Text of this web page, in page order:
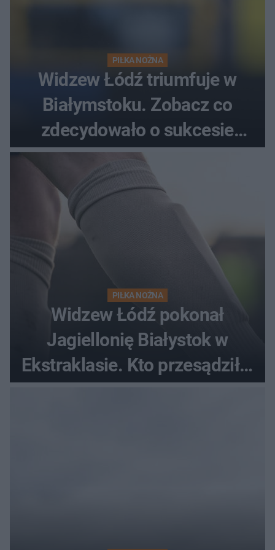
PIŁKA NOŻNA
Widzew Łódź triumfuje w
Białymstoku. Zobacz co
zdecydowało o sukcesie
gości
PIŁKA NOŻNA
Widzew Łódź pokonał
Jagiellonię Białystok w
Ekstraklasie. Kto przesądził o